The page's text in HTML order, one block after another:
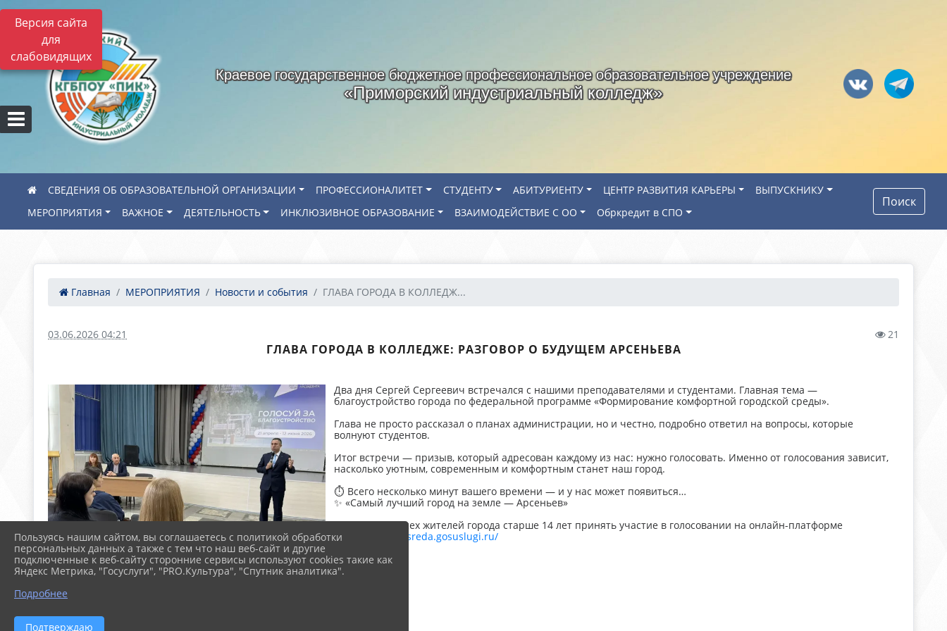
Версия сайта
для
слабовидящих
Краевое государственное бюджетное профессиональное образовательное учреждение
«Приморский индустриальный колледж»
СВЕДЕНИЯ ОБ ОБРАЗОВАТЕЛЬНОЙ ОРГАНИЗАЦИИ ПРОФЕССИОНАЛИТЕТ СТУДЕНТУ АБИТУРИЕНТУ ЦЕНТР РАЗВИТИЯ КАРЬЕРЫ
ВЫПУСКНИКУ
МЕРОПРИЯТИЯ
ВАЖНОЕ ДЕЯТЕЛЬНОСТЬ ИНКЛЮЗИВНОЕ ОБРАЗОВАНИЕ ВЗАИМОДЕЙСТВИЕ С ОО Обркредит в СПО
Поиск
Главная МЕРОПРИЯТИЯ Новости и события ГЛАВА ГОРОДА В КОЛЛЕДЖ...
03.06.2026 04:21 21
ГЛАВА ГОРОДА В КОЛЛЕДЖЕ: РАЗГОВОР О БУДУЩЕМ АРСЕНЬЕВА
Два дня Сергей Сергеевич встречался с нашими преподавателями и студентами. Главная тема —
благоустройство города по федеральной программе «Формирование комфортной городской среды».
Глава не просто рассказал о планах администрации, но и честно, подробно ответил на вопросы, которые
волнуют студентов.
Итог встречи — призыв, который адресован каждому из нас: нужно голосовать. Именно от голосования зависит,
насколько уютным, современным и комфортным станет наш город.
⏱ Всего несколько минут вашего времени — и у нас может появиться…
✨ «Самый лучший город на земле — Арсеньев»
Приглашаем всех жителей города старше 14 лет принять участие в голосовании на онлайн-платформе
https://zagorodsreda.gosuslugi.ru/
Пользуясь нашим сайтом, вы соглашаетесь с политикой обработки
персональных данных а также с тем что наш веб-сайт и другие
подключенные к веб-сайту сторонние сервисы используют cookies такие как
Яндекс Метрика, "Госуслуги", "PRO.Культура", "Спутник аналитика".
Подробнее
Подтверждаю